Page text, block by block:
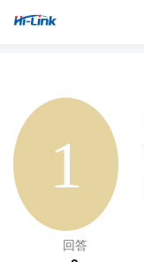
回答